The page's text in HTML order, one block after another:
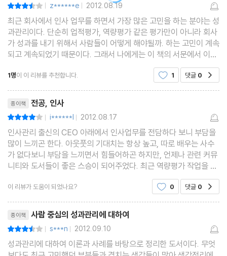
시스템의 이행과 성과
시스템적 사고를 성과관리 운영에 적용하기
제 4 장 전략, 실행 그리고 성과
전략은 차별화다
전략의 이행과 성과
전략을 성과관리 운영에 적용하기
제 5 장 변화, 실행 그리고 성과
변화는 성장의 원동력이
변화관리의 이행과 성과
기업이 추구하는 방향을 지속하게 하는 기업문화
| z******e | 2012.08.19
최근 회사에서 인사 업무를 하면서 가장 많은 고민을 하는 분야는 성
과관리이다. 단순히 업적평가, 역량평가 같은 평가만이 아니라 회사
가 성과를 내기 위해서 사람들이 어떻게 해야될까. 하는 고민이 계속
되고 계속되었기 때문이다. 그래서 나에게는 이 책의 서문에서 이야
기하듯이 성과관리는 인사업무만이 아니라, 곧 경영활동 그 자체와
같다고 여겨진다. 가장 중요한 관리수단으로
1명이 이 리뷰를 추천합니다. 1 댓글 0
종이책 전공, 인사
| i******l | 2012.08.17
인사관리 출신의 CEO 아래에서 인사업무를 전담하다 보니 부담을
많이 느끼곤 한다. 아웃풋의 기대치는 항상 높고, 따로 배우는 사수
가 없다보니 부담을 느끼면서 힘들어하곤 하지만, 언제나 관련 커뮤
니티와 도서들이 좋은 스승이 되어주었다. 최근 역량평가 작업을 진
행하면서 성과에 대한 고민을 다시금 하게 되었다. 경력이 짧다보니
오해하는 부분도 있고, 정확한 개념이 잡혀 있지
이 리뷰가 도움이 되었나요? 0 댓글 0
종이책 사람 중심의 성과관리에 대하여
| s***n | 2012.09.10
성과관리에 대하여 이론과 사례를 바탕으로 정리한 도서이다. 무엇